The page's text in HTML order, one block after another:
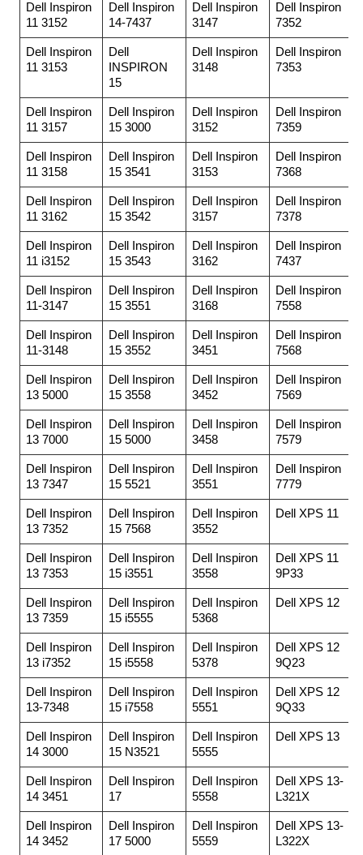
Dell Inspiron
11 3152
Dell Inspiron
14-7437
Dell Inspiron
3147
Dell Inspiron
7352
Dell Inspiron
11 3153
Dell
INSPIRON
15
Dell Inspiron
3148
Dell Inspiron
7353
Dell Inspiron
11 3157
Dell Inspiron
15 3000
Dell Inspiron
3152
Dell Inspiron
7359
Dell Inspiron
11 3158
Dell Inspiron
15 3541
Dell Inspiron
3153
Dell Inspiron
7368
Dell Inspiron
11 3162
Dell Inspiron
15 3542
Dell Inspiron
3157
Dell Inspiron
7378
Dell Inspiron
11 i3152
Dell Inspiron
15 3543
Dell Inspiron
3162
Dell Inspiron
7437
Dell Inspiron
11-3147
Dell Inspiron
15 3551
Dell Inspiron
3168
Dell Inspiron
7558
Dell Inspiron
11-3148
Dell Inspiron
15 3552
Dell Inspiron
3451
Dell Inspiron
7568
Dell Inspiron
13 5000
Dell Inspiron
15 3558
Dell Inspiron
3452
Dell Inspiron
7569
Dell Inspiron
13 7000
Dell Inspiron
15 5000
Dell Inspiron
3458
Dell Inspiron
7579
Dell Inspiron
13 7347
Dell Inspiron
15 5521
Dell Inspiron
3551
Dell Inspiron
7779
Dell Inspiron
13 7352
Dell Inspiron
15 7568
Dell Inspiron
3552
Dell XPS 11
Dell Inspiron
13 7353
Dell Inspiron
15 i3551
Dell Inspiron
3558
Dell XPS 11
9P33
Dell Inspiron
13 7359
Dell Inspiron
15 i5555
Dell Inspiron
5368
Dell XPS 12
Dell Inspiron
13 i7352
Dell Inspiron
15 i5558
Dell Inspiron
5378
Dell XPS 12
9Q23
Dell Inspiron
13-7348
Dell Inspiron
15 i7558
Dell Inspiron
5551
Dell XPS 12
9Q33
Dell Inspiron
14 3000
Dell Inspiron
15 N3521
Dell Inspiron
5555
Dell XPS 13
Dell Inspiron
14 3451
Dell Inspiron
17
Dell Inspiron
5558
Dell XPS 13-
L321X
Dell Inspiron
14 3452
Dell Inspiron
17 5000
Dell Inspiron
5559
Dell XPS 13-
L322X